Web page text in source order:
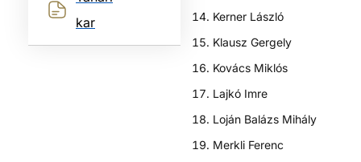
kar
Kerner László
Klausz Gergely
Kovács Miklós
Lajkó Imre
Loján Balázs Mihály
Merkli Ferenc